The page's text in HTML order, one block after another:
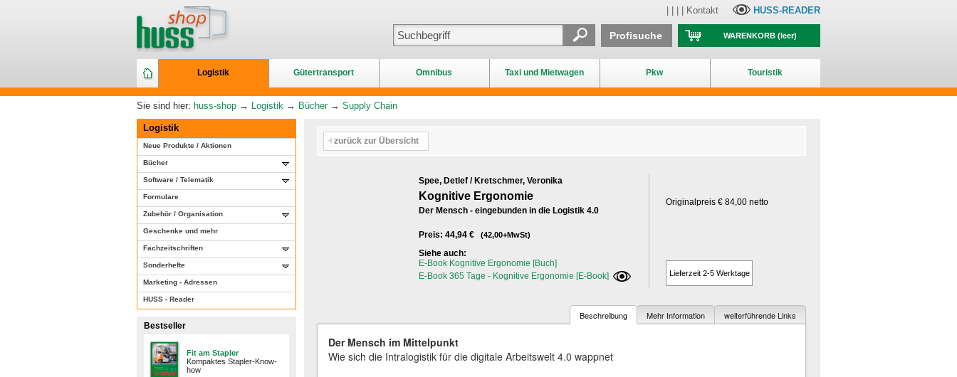
Logistik Gütertransport Omnibus Taxi und Mietwagen Pkw Touristik
Kontakt HUSS-READER
WARENKORB(leer)
Profisuche
Sie sind hier: huss-shop → Logistik → Bücher→ Supply Chain
Logistik
Neue Produkte / Aktionen
Bücher
Software / Telematik
Formulare
Zubehör / Organisation
Geschenke und mehr
Fachzeitschriften
Sonderhefte
Marketing - Adressen
HUSS - Reader
Bestseller
Fit am Stapler
Kompaktes Stapler-Know-
how
zurück zur Übersicht
Spee, Detlef / Kretschmer, Veronika
Kognitive Ergonomie
Der Mensch - eingebunden in die Logistik 4.0
Preis: 44,94 € (42,00+MwSt)
Siehe auch:
E-Book Kognitive Ergonomie [Buch]
E-Book 365 Tage - Kognitive Ergonomie [E-Book]
Originalpreis € 84,00 netto
Lieferzeit 2-5 Werktage
Beschreibung Mehr Information weiterführende Links
Der Mensch im Mittelpunkt
Wie sich die Intralogistik für die digitale Arbeitswelt 4.0 wappnet